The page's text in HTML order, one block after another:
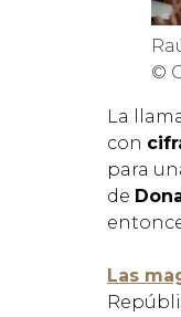
©
La
con
para
de
Las